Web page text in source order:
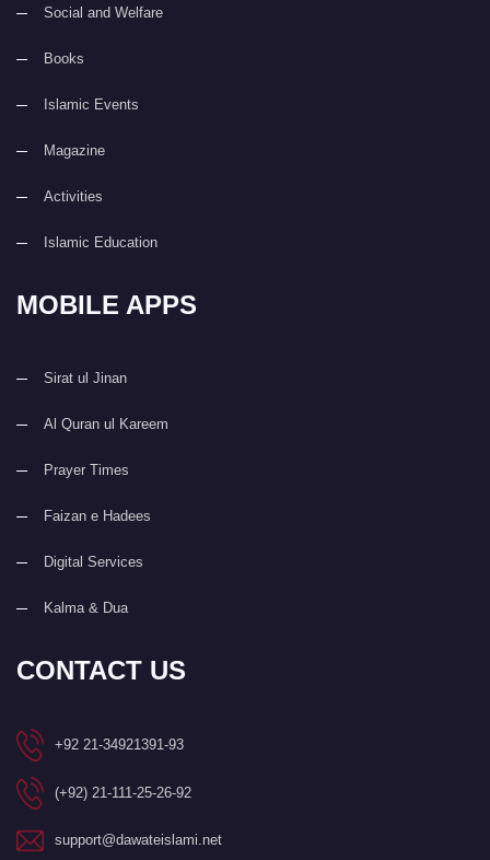
Social and Welfare
Books
Islamic Events
Magazine
Activities
Islamic Education
MOBILE APPS
Sirat ul Jinan
Al Quran ul Kareem
Prayer Times
Faizan e Hadees
Digital Services
Kalma & Dua
CONTACT US
+92 21-34921391-93
(+92) 21-111-25-26-92
support@dawateislami.net